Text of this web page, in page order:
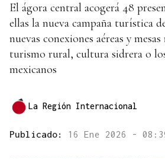
El ágora central acogerá 48
ellas la nueva campaña turística
nuevas conexiones aéreas y
turismo rural, cultura sidrera o
mexicanos
La Región Internacional
Publicado: 16 Ene 2026 -